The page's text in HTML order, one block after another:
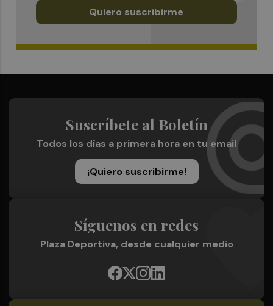
Quiero suscribirme
Suscríbete al Boletín
Todos los días a primera hora en tu email
¡Quiero suscribirme!
Síguenos en redes
Plaza Deportiva, desde cualquier medio